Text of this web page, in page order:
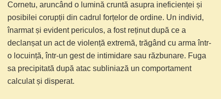
Cornetu, aruncând o lumină cruntă asupra ineficienței și
posibilei corupții din cadrul forțelor de ordine. Un individ,
înarmat și evident periculos, a fost reținut după ce a
declanșat un act de violență extremă, trăgând cu arma într-
o locuință, într-un gest de intimidare sau răzbunare. Fuga
sa precipitată după atac subliniază un comportament
calculat și disperat.